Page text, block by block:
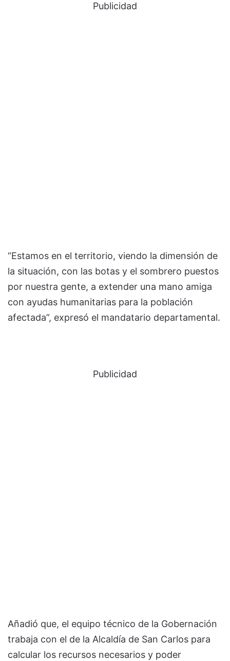
Publicidad
“Estamos en el territorio, viendo la dimensión de
la situación, con las botas y el sombrero puestos
por nuestra gente, a extender una mano amiga
con ayudas humanitarias para la población
afectada”, expresó el mandatario departamental.
Publicidad
Añadió que, el equipo técnico de la Gobernación
trabaja con el de la Alcaldía de San Carlos para
calcular los recursos necesarios y poder